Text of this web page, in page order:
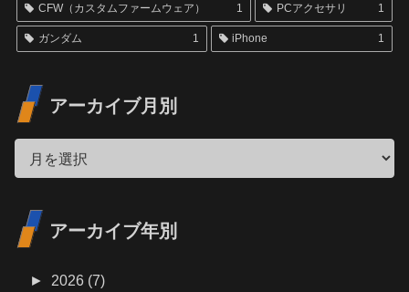
CFW（カスタムファームウェア） 1 PCアクセサリ 1
ガンダム 1 iPhone 1
アーカイブ月別
アーカイブ年別
► 2026 (7)